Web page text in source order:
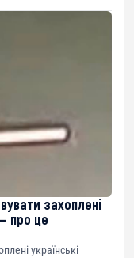
захоплені
про це
українські